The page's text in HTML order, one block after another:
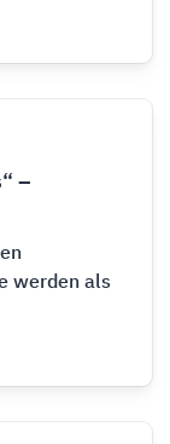
–
werden als